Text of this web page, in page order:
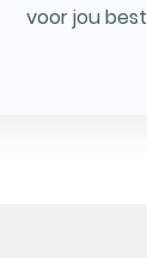
voor jou